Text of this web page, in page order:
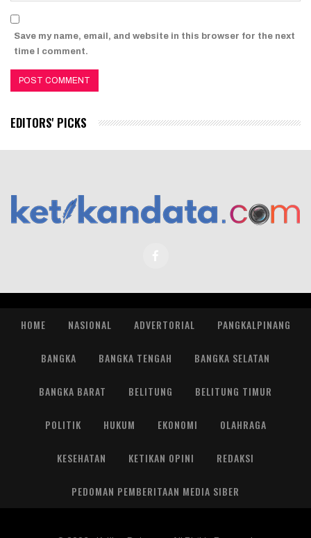
Save my name, email, and website in this browser for the next
time I comment.
EDITORS' PICKS
HOME NASIONAL ADVERTORIAL PANGKALPINANG
BANGKA BANGKA TENGAH BANGKA SELATAN
BANGKA BARAT BELITUNG BELITUNG TIMUR
POLITIK HUKUM EKONOMI OLAHRAGA
KESEHATAN KETIKAN OPINI REDAKSI
PEDOMAN PEMBERITAAN MEDIA SIBER